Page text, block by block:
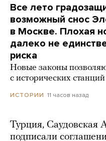
Все лето
возможный снос
в Москве. Плохая
далеко не
риска
Новые законы
с исторических
ИСТОРИИ 11 часов назад
Турция, Саудовская
подписали